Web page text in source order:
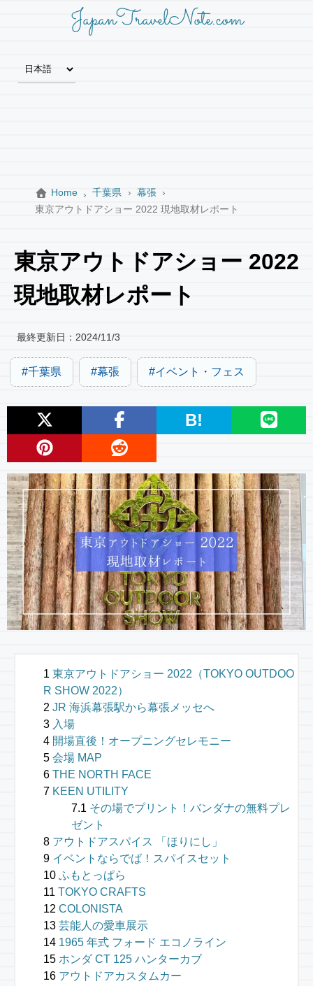
JapanTravelNote.com
Home 千葉県
幕張
東京アウトドアショー 2022 現地取材レポート
東京アウトドアショー 2022
現地取材レポート
最終更新日： 2024/11/3
千葉県 幕張 イベント・フェス
B!
東京アウトドアショー 2022（TOKYO OUTDOO
R SHOW 2022）
JR 海浜幕張駅から幕張メッセへ
入場
開場直後！オープニングセレモニー
会場 MAP
THE NORTH FACE
KEEN UTILITY
その場でプリント！バンダナの無料プレ
ゼント
アウトドアスパイス 「ほりにし」
イベントならでば！スパイスセット
ふもとっぱら
TOKYO CRAFTS
COLONISTA
芸能人の愛車展示
1965 年式 フォード エコノライン
ホンダ CT 125 ハンターカブ
アウトドアカスタムカー